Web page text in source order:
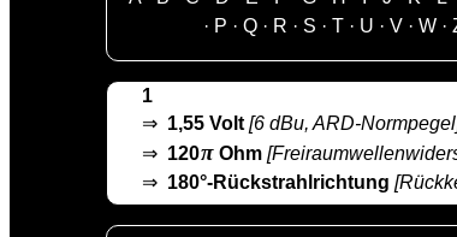
· P · Q· R · S · T· U · V· W·
1
⇒ 1,55 Volt[6 dBu, ARD-
⇒ 120π Ohm
⇒ 180°-Rückstrahlrichtung